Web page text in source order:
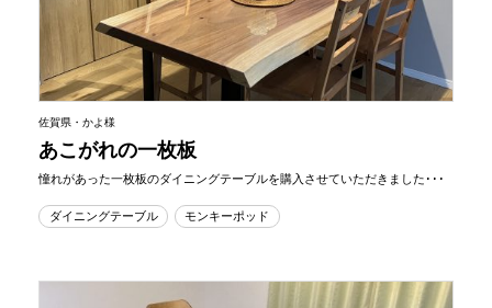
佐賀県・かよ様
あこがれの一枚板
憧れがあった一枚板のダイニングテーブルを購入させていただきました･･･
ダイニングテーブル モンキーポッド